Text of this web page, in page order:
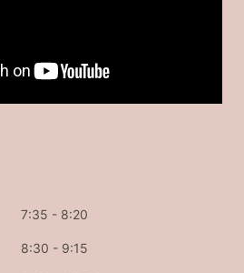
7:35 - 8:20
8:30 - 9:15